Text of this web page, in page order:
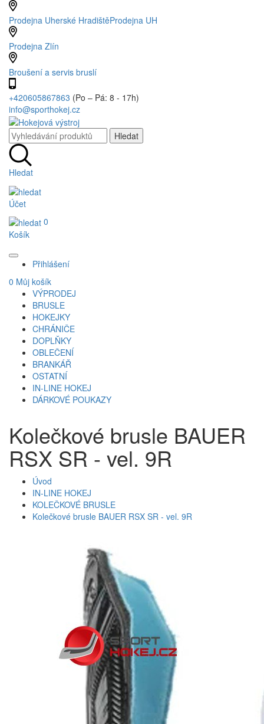
Prodejna Uherské HradištěProdejna UH
Prodejna Zlín
Broušení a servis bruslí
+420605867863 (Po – Pá: 8 - 17h)
info@sporthokej.cz
Hledat
Účet
0
Košík
Přihlášení
0 Můj košík
VÝPRODEJ
BRUSLE
HOKEJKY
CHRÁNIČE
DOPLŇKY
OBLEČENÍ
BRANKÁŘ
OSTATNÍ
IN-LINE HOKEJ
DÁRKOVÉ POUKAZY
Kolečkové brusle BAUER
RSX SR - vel. 9R
Úvod
IN-LINE HOKEJ
KOLEČKOVÉ BRUSLE
Kolečkové brusle BAUER RSX SR - vel. 9R